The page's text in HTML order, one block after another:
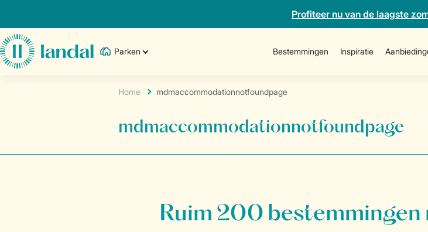
Profiteer nu van de laagste
Parken Bestemmingen Inspiratie
Home mdmaccommodationnotfoundpage
mdmaccommodationnotfoundpage
Ruim 200 bestemmingen